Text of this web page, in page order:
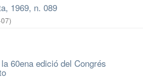
1969, n. 089
)
60ena edició del Congrés